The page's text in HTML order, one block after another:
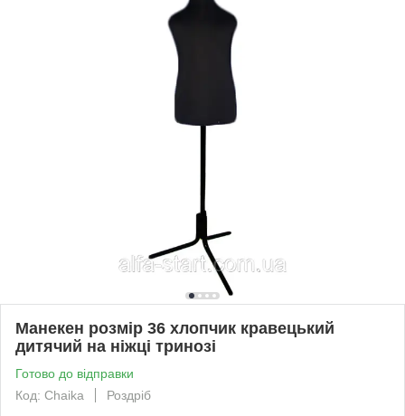
Манекен розмір 36 хлопчик кравецький
дитячий на ніжці тринозі
Готово до відправки
Код: Chaika
Роздріб